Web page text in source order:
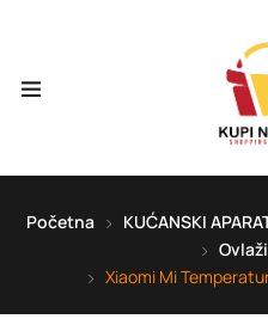
Početna KUĆANSKI
Xiaomi Mi